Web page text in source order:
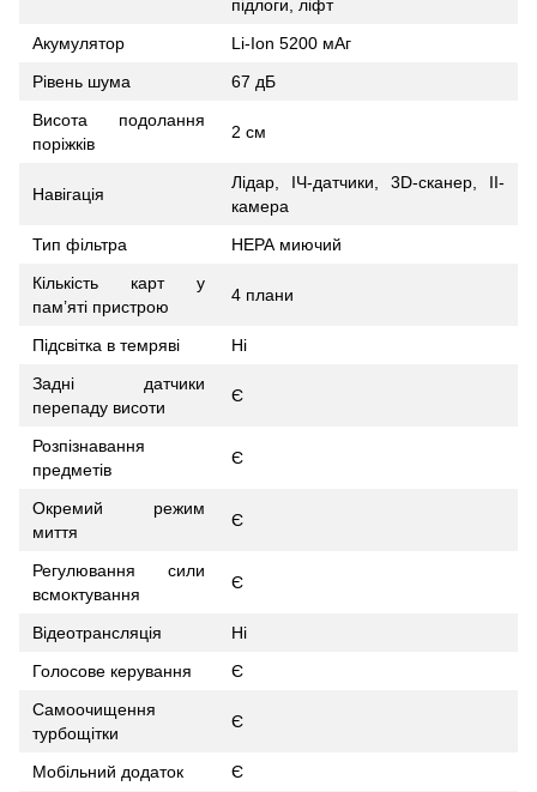
підлоги, ліфт
Акумулятор
Li-Ion 5200 мАг
Рівень шума
67 дБ
Висота подолання
поріжків
2 см
Навігація
Лідар, ІЧ-датчики, 3D-сканер, ІІ-
камера
Тип фільтра
НЕРА миючий
Кількість карт у
пам’яті пристрою
4 плани
Підсвітка в темряві
Ні
Задні датчики
перепаду висоти
Є
Розпізнавання
предметів
Є
Окремий режим
миття
Є
Регулювання сили
всмоктування
Є
Відеотрансляція
Ні
Голосове керування
Є
Самоочищення
турбощітки
Є
Мобільний додаток
Є